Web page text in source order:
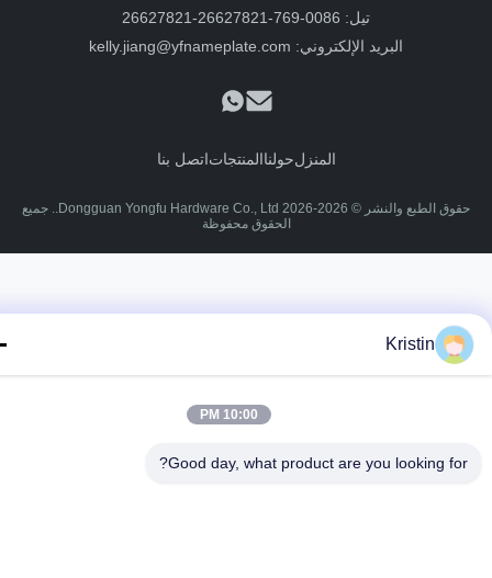
البريد الإلكتروني: kelly.jiang@yfnameplate.com
المنزلحولنا المنتجاتاتصل بنا
حقوق الطبع والنشر © 2026-2026 Dongguan Yongfu Hardware Co., Ltd.. جميع
الحقوق محفوظة
Kristin
10:00 PM
Good day, what product are you looking